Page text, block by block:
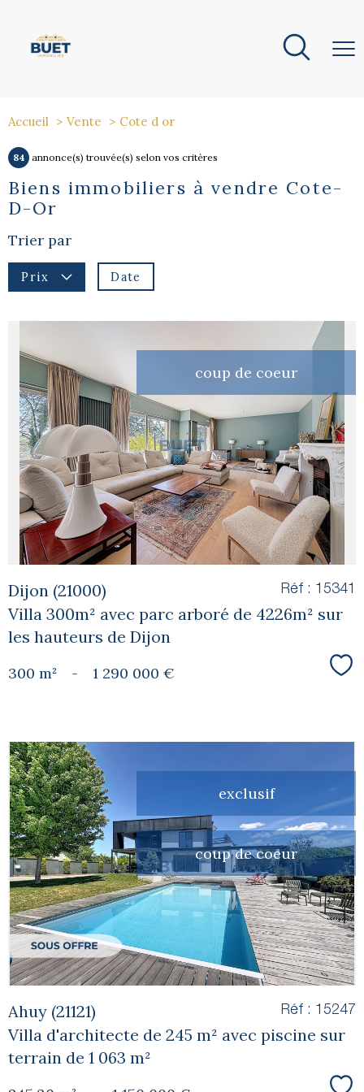
Accueil Vente Cote d or
84 annonce(s) trouvée(s) selon vos critères
Biens immobiliers à vendre Cote-
D-Or
Trier par
Prix Date
coup de coeur
voir le
bien
Dijon (21000)
Villa 300m² avec parc arboré de 4226m² sur
les hauteurs de Dijon
Réf : 15341
300 m² - 1 290 000 €
exclusif
coup de coeur
voir le
bien
Ahuy (21121)
Villa d'architecte de 245 m² avec piscine sur
terrain de 1 063 m²
Réf : 15247